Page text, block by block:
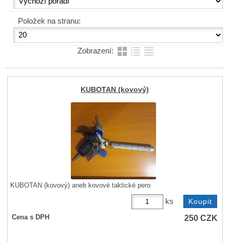
Položek na stranu:
Zobrazení:
KUBOTAN (kovový)
KUBOTAN (kovový) aneb kovové taktické pero
ks
Cena s DPH 250CZK